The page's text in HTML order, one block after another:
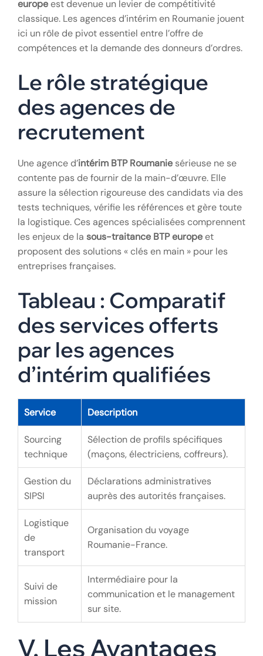
IV. La Sous-traitance BTP Européenne et le Rôle des
Dans un marché globalisé, lasous-traitance BTP
europeest devenue un levier de compétitivité
classique. Les agences d’intérim en Roumanie jouent
ici un rôle de pivot essentiel entre l’offre de
Le rôle stratégique
des agences de
recrutement
Une agence d’intérim BTP Roumanie
assure la sélection rigoureuse des candidats via des
tests techniques, vérifie les références et gère toute
la logistique. Ces agences spécialisées comprennent
les enjeux de lasous-traitance BTP europeet
proposent des solutions « clés en main » pour les
entreprises françaises.
Tableau : Comparatif
des services offerts
par les agences
d’intérim qualifiées
Service Description
Sourcing
technique
Sélection de profils spécifiques
Gestion du
SIPSI
Déclarations administratives
auprès des autorités françaises.
Logistique
de
transport
Roumanie-France.